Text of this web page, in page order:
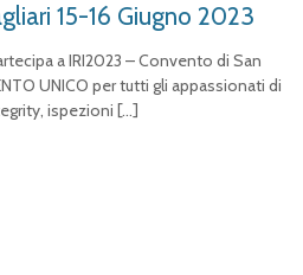
15-16 Giugno 2023
a IRI2023 – Convento di San
UNICO per tutti gli appassionati di
ispezioni […]